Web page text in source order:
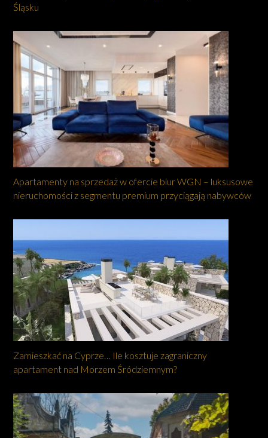
Śląsku
Apartamenty na sprzedaż w ofercie biur WGN – luksusowe
nieruchomości z segmentu premium przyciągają nabywców
Zamieszkać na Cyprze… Ile kosztuje zagraniczny
apartament nad Morzem Śródziemnym?